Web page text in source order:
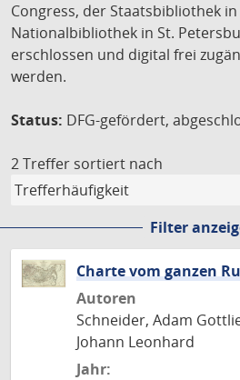
Congress, der Staatsbibliothek
Nationalbibliothek in St.
erschlossen und digital frei
werden.
Status: DFG-gefördert,
2 Treffer sortiert nach
Filter
Charte vom ganzen
Autoren
Schneider, Adam
Johann Leonhard
Jahr: